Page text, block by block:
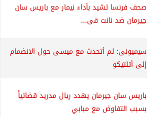
صحف فرنسا تشيد بأداء نيمار مع باريس سان
جيرمان ضد نانت فى...
سيميونى: لم أتحدث مع ميسى حول الانضمام
إلى أتلتيكو
باريس سان جيرمان يهدد ريال مدريد قضائياً
بسبب التفاوض مع مبابي